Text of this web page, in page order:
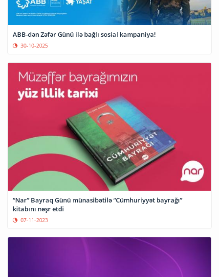
ABB-dən Zəfər Günü ilə bağlı sosial kampaniya!
30-10-2025
“Nar” Bayraq Günü münasibətilə “Cümhuriyyət bayrağı”
kitabını nəşr etdi
07-11-2023